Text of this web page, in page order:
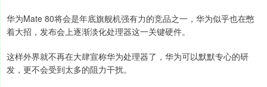
华为Mate 80将会是年底旗舰机强有力的竞品之一，华为似乎也在憋
着大招，发布会上逐渐淡化处理器这一关键硬件。
这样外界就不再在大肆宣称华为处理器了，华为可以默默专心的研
发，更不会受到太多的阻力干扰。